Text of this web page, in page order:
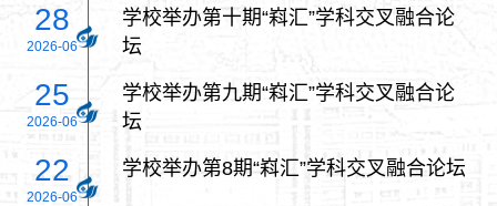
28
2026-06
学校举办第十期“嵙汇”学科交叉融合论
坛
25
2026-06
学校举办第九期“嵙汇”学科交叉融合论
坛
22
2026-06
学校举办第8期“嵙汇”学科交叉融合论坛